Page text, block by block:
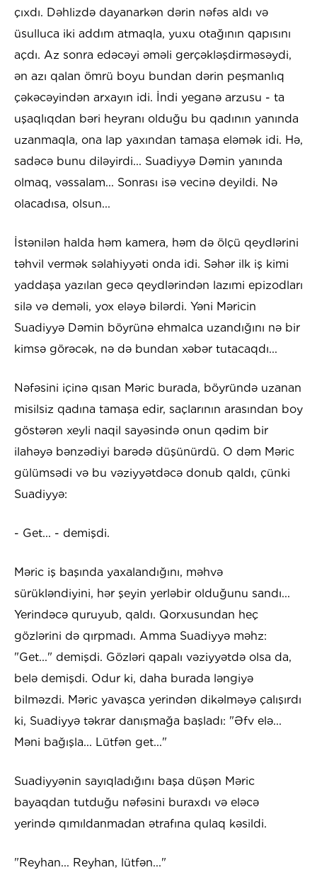
çıxdı. Dəhlizdə dayanarkən dərin nəfəs aldı və
üsulluca iki addım atmaqla, yuxu otağının qapısını
açdı. Az sonra edəcəyi əməli gerçəkləşdirməsəydi,
ən azı qalan ömrü boyu bundan dərin peşmanlıq
çəkəcəyindən arxayın idi. İndi yeganə arzusu - ta
uşaqlıqdan bəri heyranı olduğu bu qadının yanında
uzanmaqla, ona lap yaxından tamaşa eləmək idi. Hə,
sadəcə bunu diləyirdi... Suadiyyə Dəmin yanında
olmaq, vəssalam... Sonrası isə vecinə deyildi. Nə
olacadısa, olsun...
İstənilən halda həm kamera, həm də ölçü qeydlərini
təhvil vermək səlahiyyəti onda idi. Səhər ilk iş kimi
yaddaşa yazılan gecə qeydlərindən lazımi epizodları
silə və deməli, yox eləyə bilərdi. Yəni Məricin
Suadiyyə Dəmin böyrünə ehmalca uzandığını nə bir
kimsə görəcək, nə də bundan xəbər tutacaqdı...
Nəfəsini içinə qısan Məric burada, böyründə uzanan
misilsiz qadına tamaşa edir, saçlarının arasından boy
göstərən xeyli naqil sayəsində onun qədim bir
ilahəyə bənzədiyi barədə düşünürdü. O dəm Məric
gülümsədi və bu vəziyyətdəcə donub qaldı, çünki
Suadiyyə:
- Get... - demişdi.
Məric iş başında yaxalandığını, məhvə
sürükləndiyini, hər şeyin yerləbir olduğunu sandı...
Yerindəcə quruyub, qaldı. Qorxusundan heç
gözlərini də qırpmadı. Amma Suadiyyə məhz:
"Get..." demişdi. Gözləri qapalı vəziyyətdə olsa da,
belə demişdi. Odur ki, daha burada ləngiyə
bilməzdi. Məric yavaşca yerindən dikəlməyə çalışırdı
ki, Suadiyyə təkrar danışmağa başladı: "Əfv elə...
Məni bağışla... Lütfən get..."
Suadiyyənin sayıqladığını başa düşən Məric
bayaqdan tutduğu nəfəsini buraxdı və eləcə
yerində qımıldanmadan ətrafına qulaq kəsildi.
"Reyhan... Reyhan, lütfən..."